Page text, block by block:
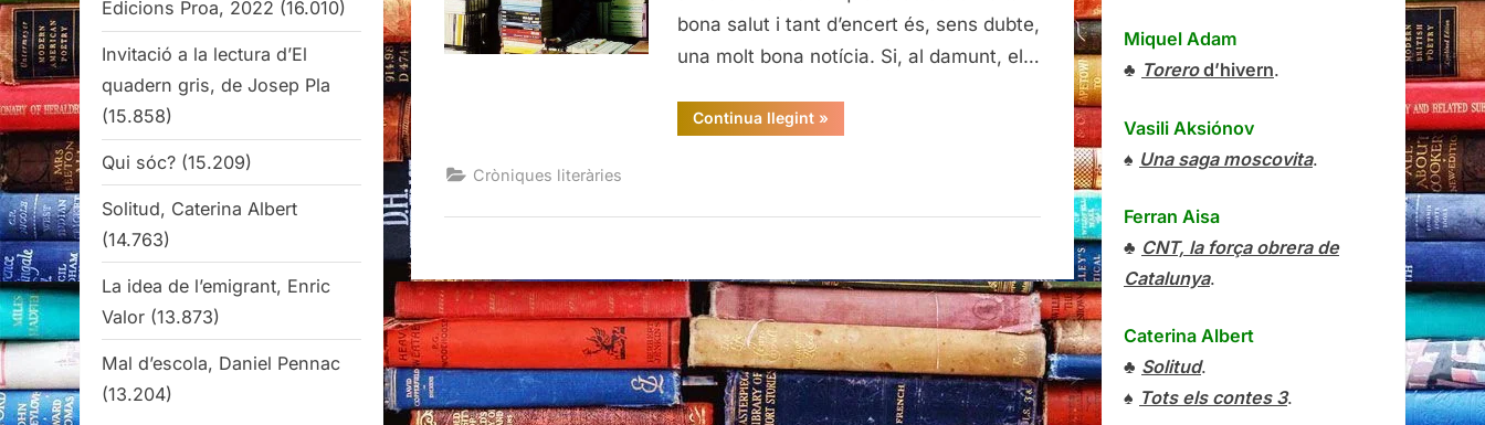
bona salut i tant d’encert és, sens dubte,
una molt bona notícia. Si, al damunt, el…
Continua llegint“Vè
Premi
»
Cròniques literàries
Edicions Proa, 2022 (16.010)
Invitació a la lectura d’El
quadern gris, de Josep Pla
(15.858)
Qui sóc? (15.209)
Solitud, Caterina Albert
(14.763)
La idea de l’emigrant, Enric
Valor (13.873)
Mal d’escola, Daniel Pennac
(13.204)
Miquel Adam
♣ Torerod’hivern.
Vasili Aksiónov
♠ Una saga moscovita.
Ferran Aisa
♣ CNT, la força obrera de
Catalunya.
Caterina Albert
♣ Solitud.
♠ Tots els contes 3.